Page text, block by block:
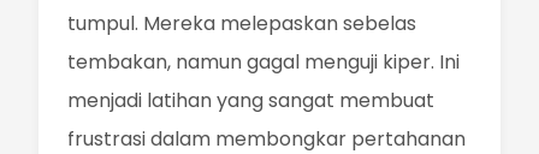
tumpul. Mereka melepaskan sebelas
tembakan, namun gagal menguji kiper. Ini
menjadi latihan yang sangat membuat
frustrasi dalam membongkar pertahanan